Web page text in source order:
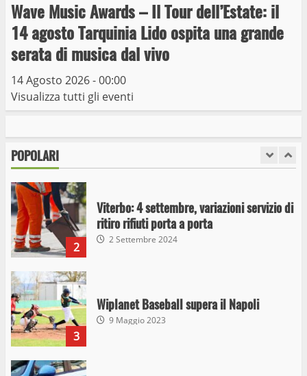
Wave Music Awards – Il Tour dell’Estate: il
14 agosto Tarquinia Lido ospita una grande
serata di musica dal vivo
14 Agosto 2026 - 00:00
Visualizza tutti gli eventi
POPOLARI
Giochi Sportivi Studenteschi di Atletica a
Viterbo
10 Maggio 2023
I Carabinieri arrestano due giovani per
stupefacenti
2
Viterbo: 4 settembre, variazioni servizio di
ritiro rifiuti porta a porta
2 Settembre 2024
3
Wiplanet Baseball supera il Napoli
9 Maggio 2023